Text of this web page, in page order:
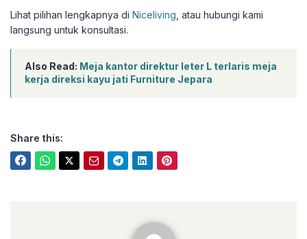
Lihat pilihan lengkapnya di Niceliving , atau hubungi kami
langsung untuk konsultasi.
Also Read: Meja kantor direktur leter L terlaris meja
kerja direksi kayu jati Furniture Jepara
Share this: